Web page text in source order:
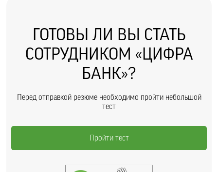
ГОТОВЫ ЛИ ВЫ СТАТЬ
СОТРУДНИКОМ «ЦИФРА
БАНК»?
Перед отправкой резюме необходимо пройти небольшой
тест
Пройти тест